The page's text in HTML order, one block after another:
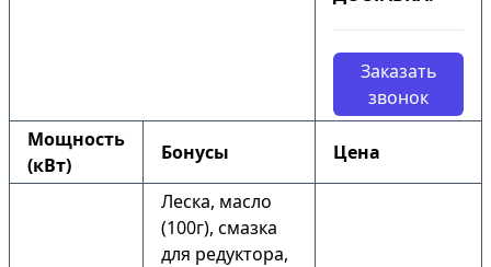
Заказать
звонок
Мощность
(кВт)
Бонусы Цена
Леска, масло
(100г), смазка
для редуктора,